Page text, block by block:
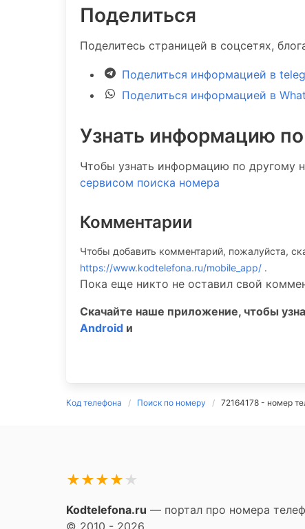
Поделиться
Поделитесь страницей в соцсетях,
Поделиться информацией в
Поделиться информацией в
Узнать информацию
Чтобы узнать информацию по другому
сервисом поиска номера
Комментарии
Чтобы добавить комментарий, пожалуйста,
https://www.kodtelefona.ru/mobile_app/ .
Пока еще никто не оставил свой
Скачайте наше приложение, чтобы
Android и
Код телефона Поиск по номеру 72164178 - номер
★
★
★
★
★
Kodtelefona.ru — портал про номера
© 2010 - 2026